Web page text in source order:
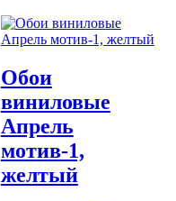
Обои
виниловые
Апрель
мотив-1,
желтый